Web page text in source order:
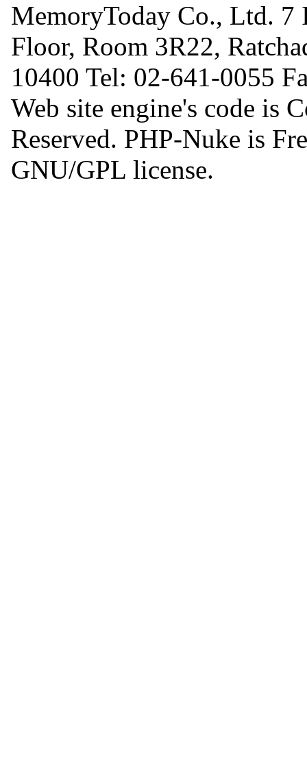
MemoryToday Co., Ltd.
Floor, Room 3R22,
10400 Tel: 02-641-0055
Web site engine's code is
Reserved. PHP-Nuke is
GNU/GPL license.